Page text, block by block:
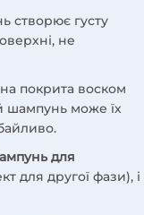
створює густу
не
покрита воском
шампунь може їх
для
для другої фази), і